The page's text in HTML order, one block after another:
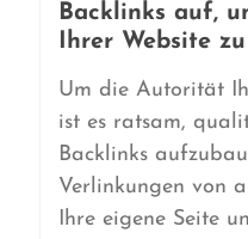
Backlinks auf,
Ihrer Website
Um die Autorität
ist es ratsam,
Backlinks
Verlinkungen von
Ihre eigene Seite